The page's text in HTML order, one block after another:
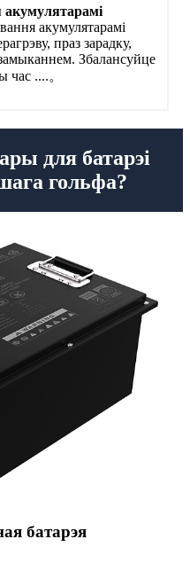
акумулятарамі
акумулятарамі
праз зарадку,
Збалансуйце
час ....。
для батарэі
гольфа?
батарэя